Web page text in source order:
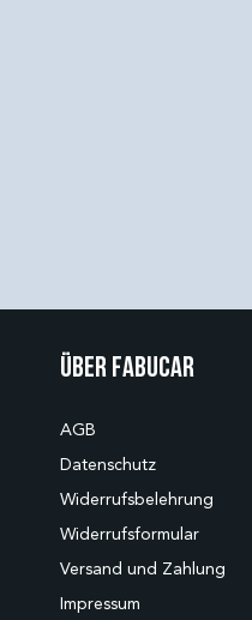
Über Fabucar
AGB
Datenschutz
Widerrufsbelehrung
Widerrufsformular
Versand und Zahlung
Impressum